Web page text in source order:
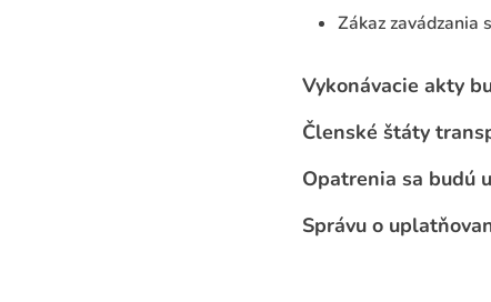
Zákaz
Vykonávacie akty
Členské štáty
Opatrenia sa budú
Správu o